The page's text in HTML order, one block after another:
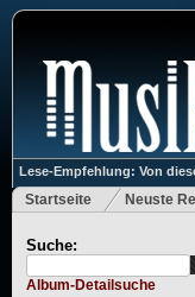
Lese-Empfehlung: Von
Startseite Neuste
Suche:
Album-Detailsuche